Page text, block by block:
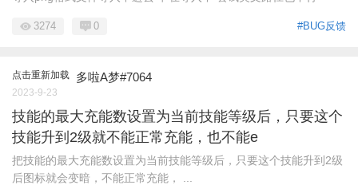
#BUG反馈
3274 0
点击重新加载 多啦A梦#7064
2023-9-23
技能的最大充能数设置为当前技能等级后，只要这个
技能升到2级就不能正常充能，也不能e
把技能的最大充能数设置为当前技能等级后，只要这个技能升到2级
后图标就会变暗，不能正常充能， ...